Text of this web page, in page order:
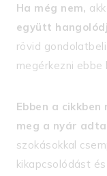
Ha még nem,
együtt
rövid
megérkezni ebbe
Ebben a
meg a nyár
szokásokkal
kikapcsolódást